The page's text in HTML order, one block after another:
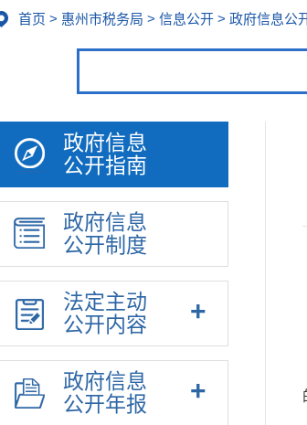
首页 > 惠州市税务局 > 信息公开 > 政府信息公
政府信息
公开指南
政府信息
公开制度
法定主动
公开内容
政府信息
公开年报